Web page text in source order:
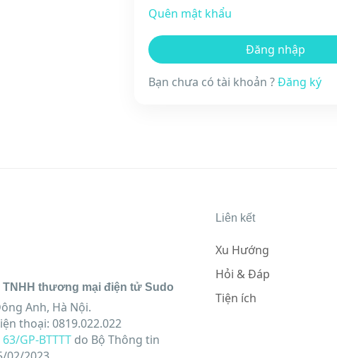
Quên mật khẩu
Bạn chưa có tài khoản ?Đăng ký
thương mại điện tử Sudo
Anh, Hà Nội.
thoại: 0819.022.022
63/GP-BTTTT do Bộ Thông tin
Liên kết
Xu Hướng
Hỏi & Đáp
Tiện ích